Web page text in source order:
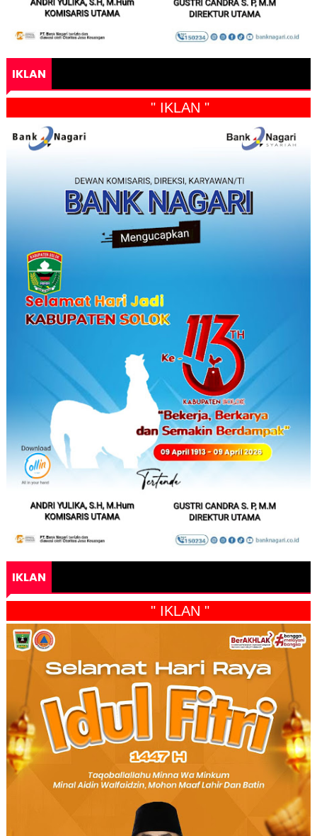
IKLAN
" IKLAN "
IKLAN
" IKLAN "